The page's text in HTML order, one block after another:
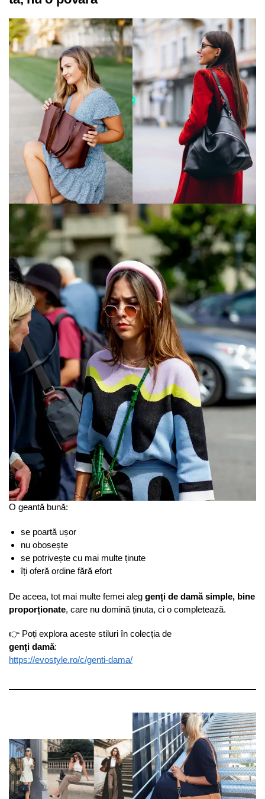
O geantă bună:
se poartă ușor
nu obosește
se potrivește cu mai multe ținute
îți oferă ordine fără efort
De aceea, tot mai multe femei aleg genți de damă simple, bine
proporționate, care nu domină ținuta, ci o completează.
👉 Poți explora aceste stiluri în colecția de
genți damă:
https://evostyle.ro/c/genti-dama/